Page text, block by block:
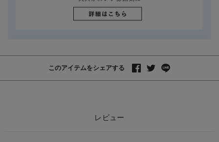
このアイテムをシェアする
レビュー